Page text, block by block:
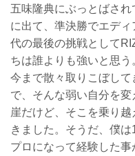
五味隆典にぶっとばさ
に出て、準決勝でエデ
代の最後の挑戦として
ちは誰よりも強いと思う
今まで散々取りこぼし
で、そんな弱い自分を
崖だけど、そこを乗り
きました。そうだ、僕
プロになって経験した